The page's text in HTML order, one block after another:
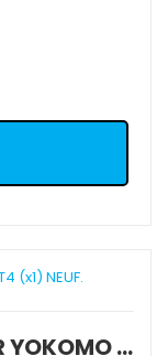
ZE-192W/NEW Courroie AR YOKOMO GT4 (x1) NEUF.